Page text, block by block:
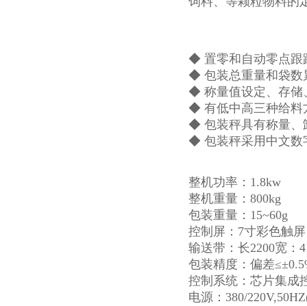
◆ 置零和自动零点跟
◆ 包装总重量和袋数
◆ 称量值设定、存储
◆ 有低中高三种给料
◆ 包装秤具有称量、
◆ 包装秤采用中文数
整机功率：1.8kw
整机重量：800kg
包装重量：15~60g
控制屏：7寸彩色触屏
输送带：长2200宽：
包装精度：偏差
控制系统：芯片集成
电源：380/